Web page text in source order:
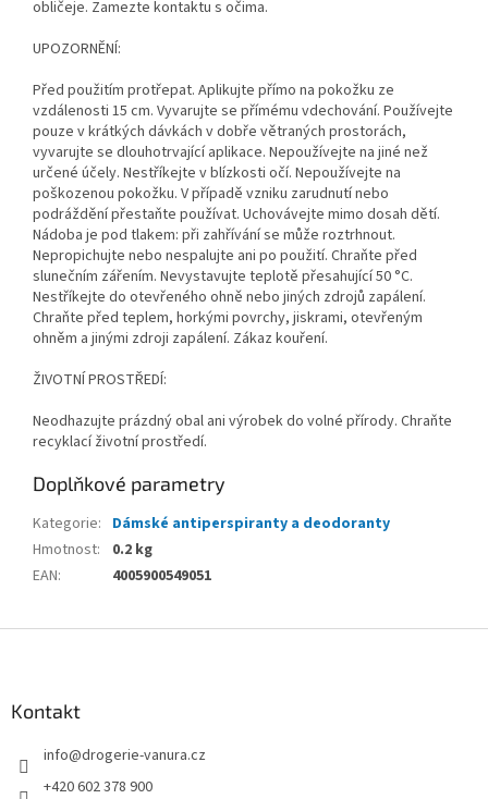
obličeje. Zamezte kontaktu s očima.
UPOZORNĚNÍ:
Před použitím protřepat. Aplikujte přímo na pokožku ze
vzdálenosti 15 cm. Vyvarujte se přímému vdechování. Používejte
pouze v krátkých dávkách v dobře větraných prostorách,
vyvarujte se dlouhotrvající aplikace. Nepoužívejte na jiné než
určené účely. Nestříkejte v blízkosti očí. Nepoužívejte na
poškozenou pokožku. V případě vzniku zarudnutí nebo
podráždění přestaňte používat. Uchovávejte mimo dosah dětí.
Nádoba je pod tlakem: při zahřívání se může roztrhnout.
Nepropichujte nebo nespalujte ani po použití. Chraňte před
slunečním zářením. Nevystavujte teplotě přesahující 50 °C.
Nestříkejte do otevřeného ohně nebo jiných zdrojů zapálení.
Chraňte před teplem, horkými povrchy, jiskrami, otevřeným
ohněm a jinými zdroji zapálení. Zákaz kouření.
ŽIVOTNÍ PROSTŘEDÍ:
Neodhazujte prázdný obal ani výrobek do volné přírody. Chraňte
recyklací životní prostředí.
Doplňkové parametry
Kategorie: Dámské antiperspiranty a deodoranty
Hmotnost:
0.2 kg
EAN: 4005900549051
Kontakt
info@drogerie-vanura.cz
+420 602 378 900